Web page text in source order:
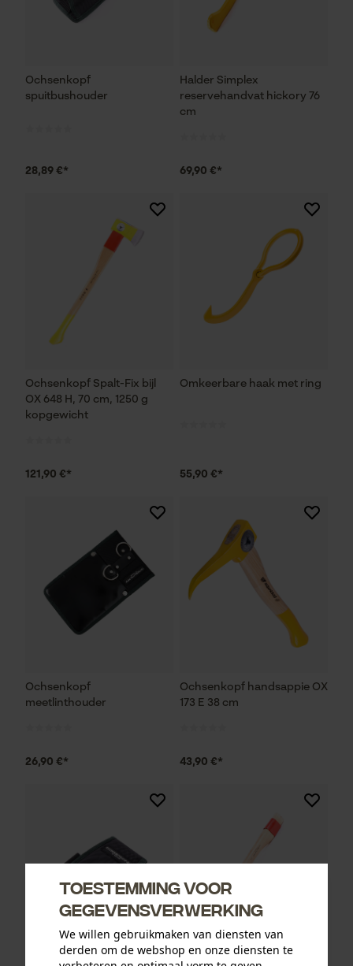
Ochsenkopf
spuitbushouder
28,89 €*
Halder Simplex
reservehandvat hickory 76
cm
69,90 €*
Ochsenkopf Spalt-Fix bijl
OX 648 H, 70 cm, 1250 g
kopgewicht
121,90 €*
Omkeerbare haak met ring
55,90 €*
Ochsenkopf
meetlinthouder
26,90 €*
Ochsenkopf handsappie OX
173 E 38 cm
43,90 €*
Toestemming voor
gegevensverwerking
We willen gebruikmaken van diensten van
derden om de webshop en onze diensten te